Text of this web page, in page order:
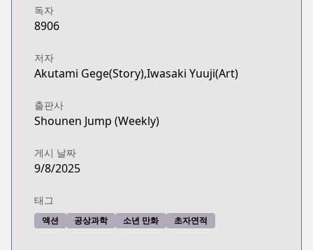
독자
8906
저자
Akutami Gege(Story),Iwasaki Yuuji(Art)
출판사
Shounen Jump (Weekly)
게시 날짜
9/8/2025
태그
액션 공상과학 소년 만화 초자연적